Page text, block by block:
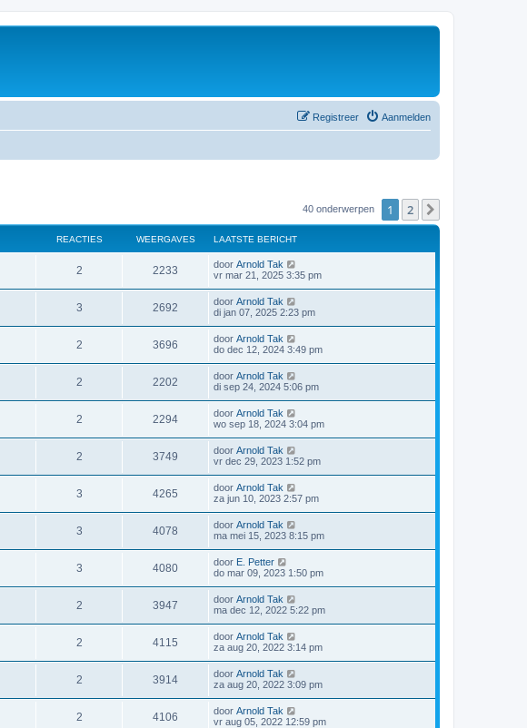
Aanmelden
Registreer
40 onderwerpen 1 2
REACTIES WEERGAVES LAATSTE BERICHT
2 2233 door Arnold Tak
vr mar 21, 2025 3:35 pm
3 2692 door Arnold Tak
di jan 07, 2025 2:23 pm
2 3696 door Arnold Tak
do dec 12, 2024 3:49 pm
2 2202 door Arnold Tak
di sep 24, 2024 5:06 pm
2 2294 door Arnold Tak
wo sep 18, 2024 3:04 pm
2 3749 door Arnold Tak
vr dec 29, 2023 1:52 pm
3 4265 door Arnold Tak
za jun 10, 2023 2:57 pm
3 4078 door Arnold Tak
ma mei 15, 2023 8:15 pm
3 4080 door E. Petter
do mar 09, 2023 1:50 pm
2 3947 door Arnold Tak
ma dec 12, 2022 5:22 pm
2 4115 door Arnold Tak
za aug 20, 2022 3:14 pm
2 3914 door Arnold Tak
za aug 20, 2022 3:09 pm
2 4106 door Arnold Tak
vr aug 05, 2022 12:59 pm